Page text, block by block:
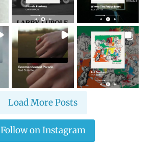
Load More Posts
Follow on Instagram